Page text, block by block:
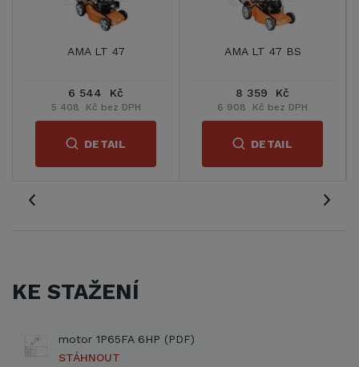
VeGA 404 SDX
5 990 Kč
4 950 Kč bez DPH
VeGA 424 SDX
7 390 Kč
6 107 Kč bez DPH
KE STAŽENÍ
motor 1P65FA 6HP (PDF)
STÁHNOUT